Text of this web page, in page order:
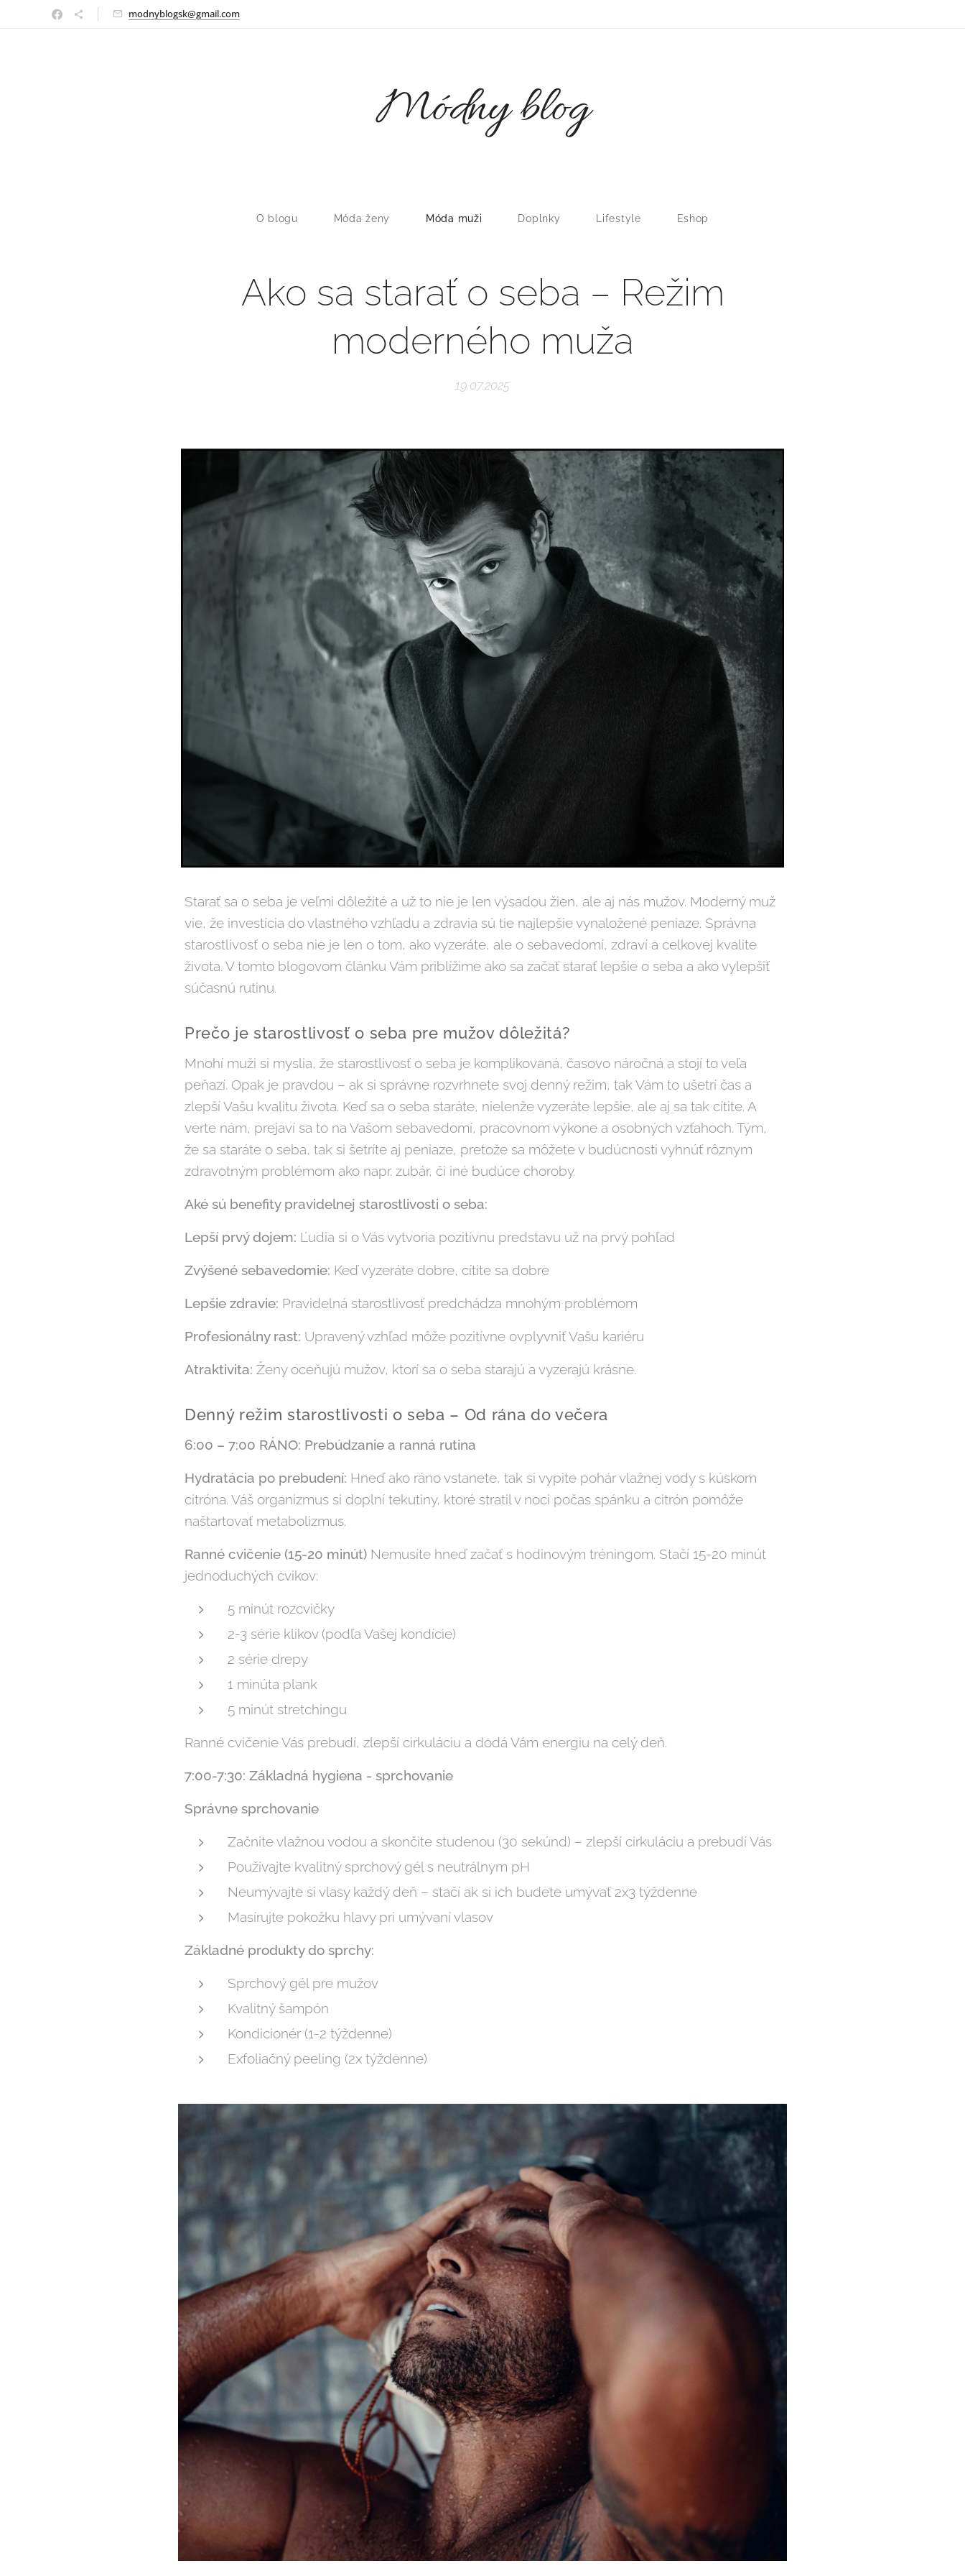
modnyblogsk@gmail.com
Módny blog
O blogu Móda ženy Móda muži Doplnky Lifestyle Eshop
Ako sa starať o seba – Režim
moderného muža
19.07.2025
Starať sa o seba je veľmi dôležité a už to nie je len výsadou žien, ale aj nás mužov. Moderný muž
vie, že investícia do vlastného vzhľadu a zdravia sú tie najlepšie vynaložené peniaze. Správna
starostlivosť o seba nie je len o tom, ako vyzeráte, ale o sebavedomí, zdraví a celkovej kvalite
života. V tomto blogovom článku Vám priblížime ako sa začať starať lepšie o seba a ako vylepšiť
súčasnú rutinu.
Prečo je starostlivosť o seba pre mužov dôležitá?
Mnohí muži si myslia, že starostlivosť o seba je komplikovaná, časovo náročná a stojí to veľa
peňazí. Opak je pravdou – ak si správne rozvrhnete svoj denný režim, tak Vám to ušetrí čas a
zlepší Vašu kvalitu života. Keď sa o seba staráte, nielenže vyzeráte lepšie, ale aj sa tak cítite. A
verte nám, prejaví sa to na Vašom sebavedomí, pracovnom výkone a osobných vzťahoch. Tým,
že sa staráte o seba, tak si šetríte aj peniaze, pretože sa môžete v budúcnosti vyhnúť rôznym
zdravotným problémom ako napr. zubár, či iné budúce choroby.
Aké sú benefity pravidelnej starostlivosti o seba:
Lepší prvý dojem: Ľudia si o Vás vytvoria pozitívnu predstavu už na prvý pohľad
Zvýšené sebavedomie: Keď vyzeráte dobre, cítite sa dobre
Lepšie zdravie: Pravidelná starostlivosť predchádza mnohým problémom
Profesionálny rast: Upravený vzhľad môže pozitívne ovplyvniť Vašu kariéru
Atraktivita: Ženy oceňujú mužov, ktorí sa o seba starajú a vyzerajú krásne.
Denný režim starostlivosti o seba – Od rána do večera
6:00 – 7:00 RÁNO: Prebúdzanie a ranná rutina
Hydratácia po prebudení: Hneď ako ráno vstanete, tak si vypite pohár vlažnej vody s kúskom
citróna. Váš organizmus si doplní tekutiny, ktoré stratil v noci počas spánku a citrón pomôže
naštartovať metabolizmus.
Ranné cvičenie (15-20 minút) Nemusíte hneď začať s hodinovým tréningom. Stačí 15-20 minút
jednoduchých cvikov:
5 minút rozcvičky
2-3 série klikov (podľa Vašej kondície)
2 série drepy
1 minúta plank
5 minút stretchingu
Ranné cvičenie Vás prebudí, zlepší cirkuláciu a dodá Vám energiu na celý deň.
7:00-7:30: Základná hygiena - sprchovanie
Správne sprchovanie
Začnite vlažnou vodou a skončite studenou (30 sekúnd) – zlepší cirkuláciu a prebudí Vás
Používajte kvalitný sprchový gél s neutrálnym pH
Neumývajte si vlasy každý deň – stačí ak si ich budete umývať 2x3 týždenne
Masírujte pokožku hlavy pri umývaní vlasov
Základné produkty do sprchy:
Sprchový gél pre mužov
Kvalitný šampón
Kondicionér (1-2 týždenne)
Exfoliačný peeling (2x týždenne)